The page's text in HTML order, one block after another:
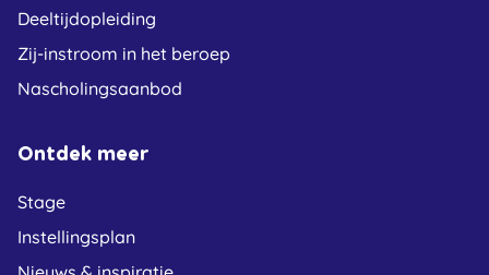
Deeltijdopleiding
Zij-instroom in het beroep
Nascholingsaanbod
Ontdek meer
Stage
Instellingsplan